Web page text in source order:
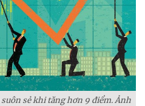
sẻ khi tăng hơn 9 điểm. Ảnh